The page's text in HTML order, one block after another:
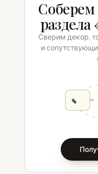
Сверим декор,
и